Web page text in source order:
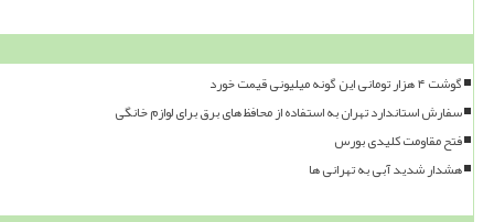
گوشت ۴ هزار تومانی این گونه میلیونی قیمت خورد
سفارش استاندارد تهران به استفاده از محافظ های برق برای لوازم خانگی
فتح مقاومت کلیدی بورس
هشدار شدید آبی به تهرانی ها